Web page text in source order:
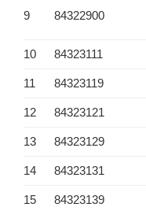
9 84322900
10 84323111
11 84323119
12 84323121
13 84323129
14 84323131
15 84323139